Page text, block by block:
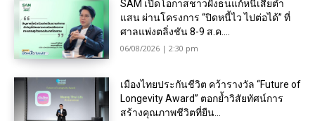
SAM เปิดโอกาสชาวฝั่งธนแก้หนี้เสียต่ำ
แสน ผ่านโครงการ “ปิดหนี้ไว ไปต่อได้” ที่
ศาลแพ่งตลิ่งชัน 8-9 ส.ค....
06/08/2026 | 2:30 pm
เมืองไทยประกันชีวิต คว้ารางวัล “Future of
Longevity Award” ตอกย้ำวิสัยทัศน์การ
สร้างคุณภาพชีวิตที่ยืน...